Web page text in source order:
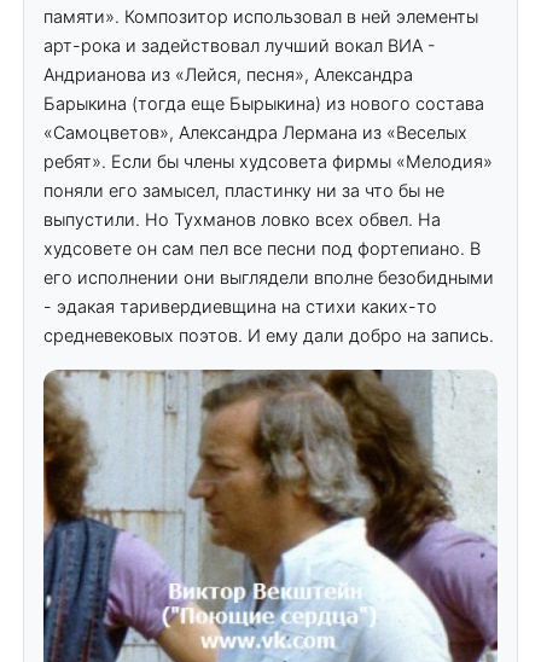
памяти». Композитор использовал в ней элементы
арт-рока и задействовал лучший вокал ВИА -
Андрианова из «Лейся, песня», Александра
Барыкина (тогда еще Бырыкина) из нового состава
«Самоцветов», Александра Лермана из «Веселых
ребят». Если бы члены худсовета фирмы «Мелодия»
поняли его замысел, пластинку ни за что бы не
выпустили. Но Тухманов ловко всех обвел. На
худсовете он сам пел все песни под фортепиано. В
его исполнении они выглядели вполне безобидными
- эдакая таривердиевщина на стихи каких-то
средневековых поэтов. И ему дали добро на запись.